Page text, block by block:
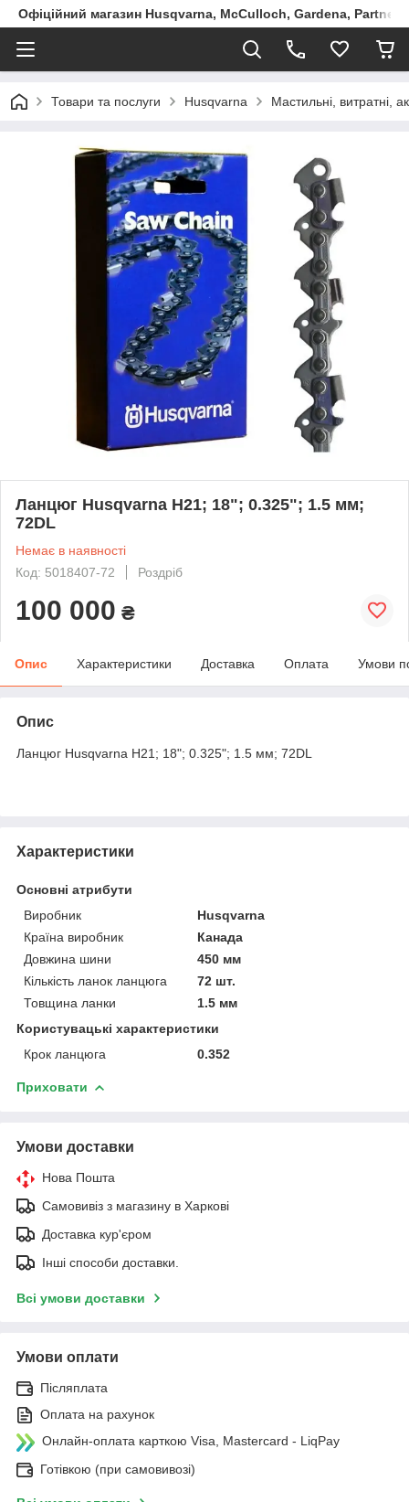
Офіційний магазин Husqvarna, McCulloch, Gardena, Partner
Товари та послуги Husqvarna Мастильні, витратні,
Ланцюг Husqvarna Н21; 18"; 0.325"; 1.5 мм;
72DL
Немає в наявності
Код: 5018407-72
Роздріб
100 000 ₴
Опис Характеристики Доставка Оплата Умови
Опис
Ланцюг Husqvarna Н21; 18"; 0.325"; 1.5 мм; 72DL
Характеристики
Основні атрибути
Виробник
Husqvarna
Країна виробник
Канада
Довжина шини
450 мм
Кількість ланок ланцюга
72 шт.
Товщина ланки
1.5 мм
Користувацькі характеристики
Крок ланцюга
0.352
Приховати
Умови доставки
Нова Пошта
Самовивіз з магазину в Харкові
Доставка кур'єром
Інші способи доставки.
Всі умови доставки
Умови оплати
Післяплата
Оплата на рахунок
Онлайн-оплата карткою Visa, Mastercard - LiqPay
Готівкою (при самовивозі)